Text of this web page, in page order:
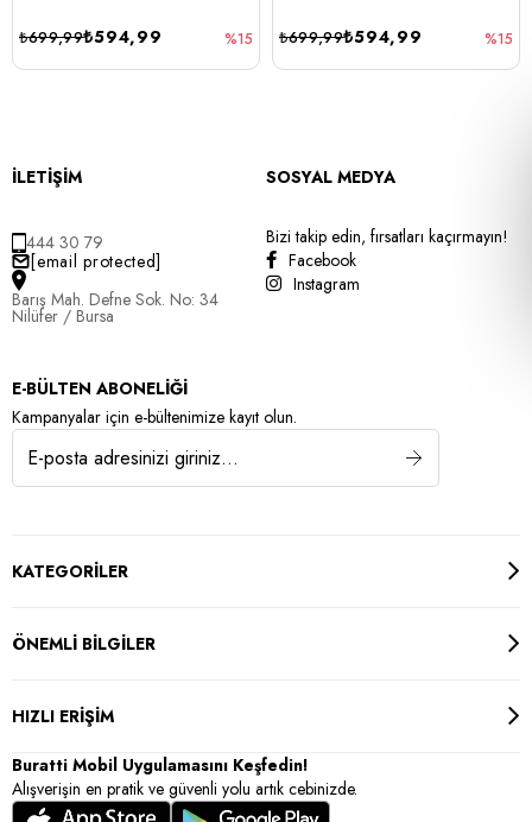
₺594,99
₺699,99 %15 ₺594,99
₺699,99 %15
İLETİŞİM
444 30 79
[email protected]
Barış Mah. Defne Sok. No: 34
Nilüfer / Bursa
SOSYAL MEDYA
Bizi takip edin, fırsatları kaçırmayın!
Facebook
Instagram
E-BÜLTEN ABONELİĞİ
Kampanyalar için e-bültenimize kayıt olun.
KATEGORİLER
ÖNEMLİ BİLGİLER
HIZLI ERİŞİM
Buratti Mobil Uygulamasını Keşfedin!
Alışverişin en pratik ve güvenli yolu artık cebinizde.